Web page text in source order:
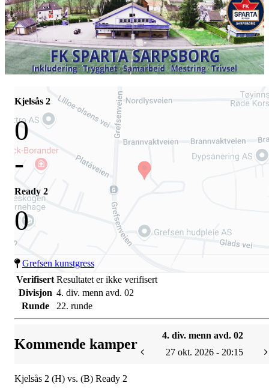
Kjelsås 2
0
-
Ready 2
0
Grefsen kunstgress
Verifisert Resultatet er ikke verifisert
Divisjon 4. div. menn avd. 02
Runde
22. runde
Kommende kamper
4. div. menn avd. 02
27 okt. 2026 - 20:15
Kjelsås 2 (H) vs. (B) Ready 2